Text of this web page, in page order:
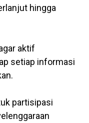
hingga
aktif
setiap informasi
partisipasi